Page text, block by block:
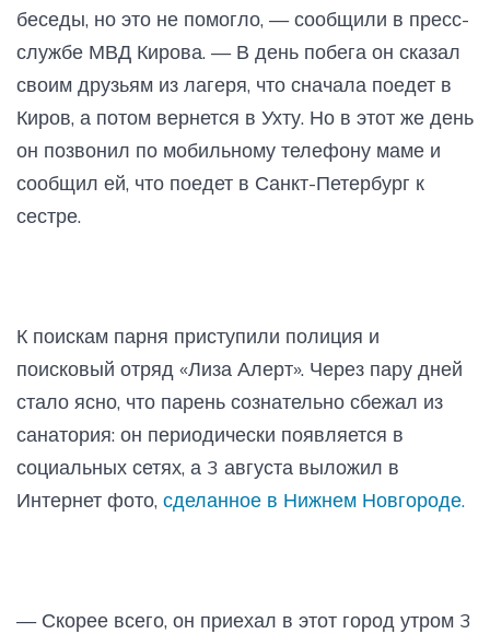
беседы, но это не помогло, — сообщили в пресс-
службе МВД Кирова. — В день побега он сказал
своим друзьям из лагеря, что сначала поедет в
Киров, а потом вернется в Ухту. Но в этот же день
он позвонил по мобильному телефону маме и
сообщил ей, что поедет в Санкт-Петербург к
сестре.
К поискам парня приступили полиция и
поисковый отряд «Лиза Алерт». Через пару дней
стало ясно, что парень сознательно сбежал из
санатория: он периодически появляется в
социальных сетях, а 3 августа выложил в
Интернет фото, сделанное в Нижнем Новгороде.
— Скорее всего, он приехал в этот город утром 3